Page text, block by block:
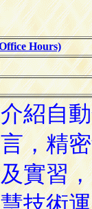
Hours)